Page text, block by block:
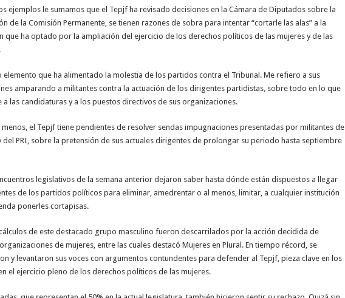
ejemplos le sumamos que el Tepjf ha revisado decisiones en la Cámara de Diputados sobre la
de la Comisión Permanente, se tienen razones de sobra para intentar “cortarle las alas” a la
que ha optado por la ampliación del ejercicio de los derechos políticos de las mujeres y de las
elemento que ha alimentado la molestia de los partidos contra el Tribunal. Me refiero a sus
amparando a militantes contra la actuación de los dirigentes partidistas, sobre todo en lo que
a las candidaturas y a los puestos directivos de sus organizaciones.
menos, el Tepjf tiene pendientes de resolver sendas impugnaciones presentadas por militantes de
del PRI, sobre la pretensión de sus actuales dirigentes de prolongar su periodo hasta septiembre
legislativos de la semana anterior dejaron saber hasta dónde están dispuestos a llegar
de los partidos políticos para eliminar, amedrentar o al menos, limitar, a cualquier institución
ponerles cortapisas.
de este destacado grupo masculino fueron descarrilados por la acción decidida de
de mujeres, entre las cuales destacó Mujeres en Plural. En tiempo récord, se
y levantaron sus voces con argumentos contundentes para defender al Tepjf, pieza clave en los
el ejercicio pleno de los derechos políticos de las mujeres.